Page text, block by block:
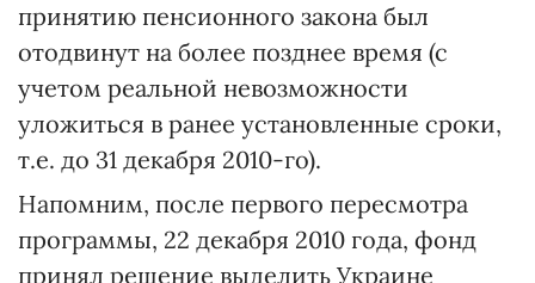
принятию пенсионного закона был
отодвинут на более позднее время (с
учетом реальной невозможности
уложиться в ранее установленные сроки,
т.е. до 31 декабря 2010-го).
Напомним, после первого пересмотра
программы, 22 декабря 2010 года, фонд
принял решение выделить Украине